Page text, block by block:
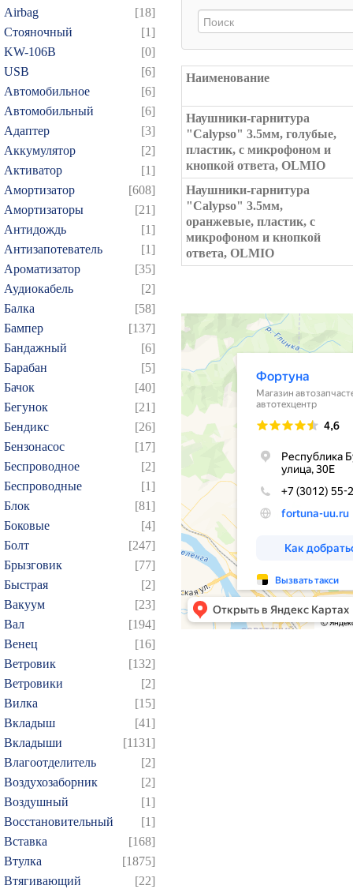
Airbag
[18]
Cтояночный
[1]
KW-106B
[0]
USB
[6]
Автомобильное
[6]
Автомобильный
[6]
Адаптер
[3]
Аккумулятор
[2]
Активатор
[1]
Амортизатор
[608]
Амортизаторы
[21]
Антидождь
[1]
Антизапотеватель
[1]
Ароматизатор
[35]
Аудиокабель
[2]
Балка
[58]
Бампер
[137]
Бандажный
[6]
Барабан
[5]
Бачок
[40]
Бегунок
[21]
Бендикс
[26]
Бензонасос
[17]
Беспроводное
[2]
Беспроводные
[1]
Блок
[81]
Боковые
[4]
Болт
[247]
Брызговик
[77]
Быстрая
[2]
Вакуум
[23]
Вал
[194]
Венец
[16]
Ветровик
[132]
Ветровики
[2]
Вилка
[15]
Вкладыш
[41]
Вкладыши
[1131]
Влагоотделитель
[2]
Воздухозаборник
[2]
Воздушный
[1]
Восстановительный
[1]
Вставка
[168]
Втулка
[1875]
Втягивающий
[22]
Наименование
Наушники-гарнитура
"Calypso" 3.5мм, голубые,
пластик, с микрофоном и
кнопкой ответа, OLMIO
Наушники-гарнитура
"Calypso" 3.5мм,
оранжевые, пластик, с
микрофоном и кнопкой
ответа, OLMIO